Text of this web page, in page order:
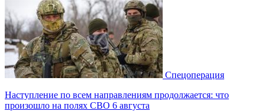
Спецоперация
Наступление по всем направлениям продолжается: что
произошло на полях СВО 6 августа